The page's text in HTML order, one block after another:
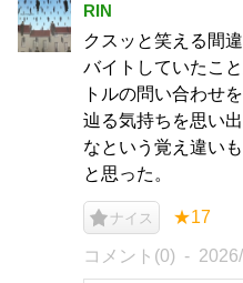
RIN
クスッと笑える間
バイトしていたこ
トルの問い合わせ
辿る気持ちを思い
なという覚え違い
と思った。
ナイス ★17
コメント(0)